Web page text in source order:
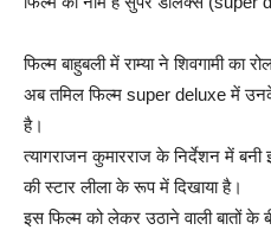
फिल्म बाहुबली में राम्या ने शिवगामी का
अब तमिल फिल्म super deluxe में
है।
त्यागराजन कुमारराज के निर्देशन में बनी
की स्टार लीला के रूप में दिखाया है।
इस फिल्म को लेकर उठाने वाली बातों के